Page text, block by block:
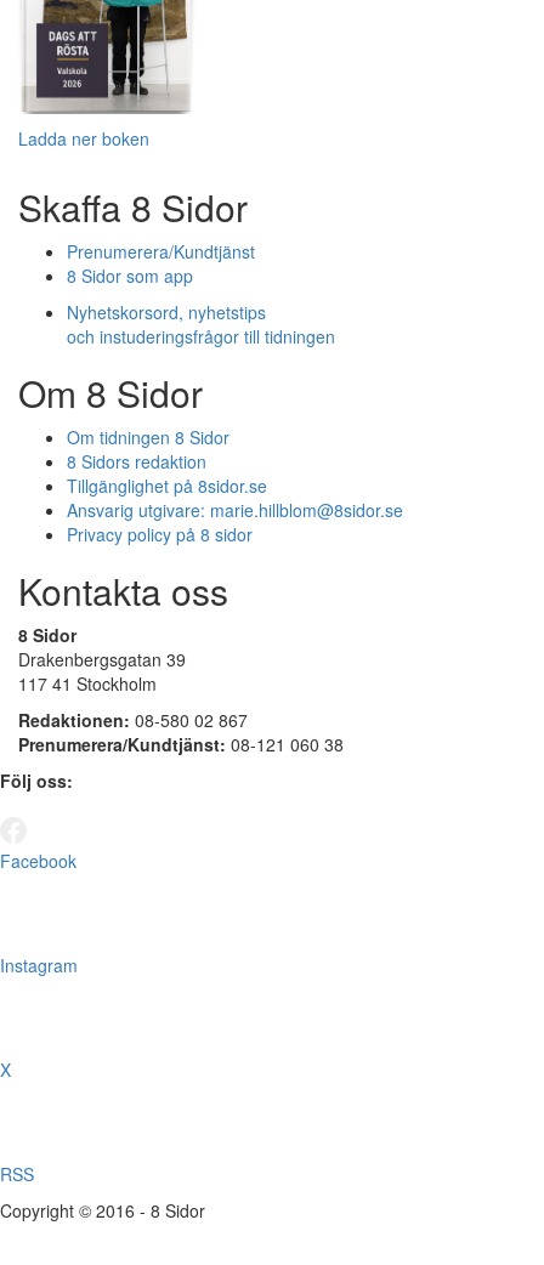
Ladda ner boken
Skaffa 8 Sidor
Prenumerera/Kundtjänst
8 Sidor som app
Nyhetskorsord, nyhetstips
och instuderingsfrågor till tidningen
Om 8 Sidor
Om tidningen 8 Sidor
8 Sidors redaktion
Tillgänglighet på 8sidor.se
Ansvarig utgivare: marie.hillblom@8sidor.se
Privacy policy på 8 sidor
Kontakta oss
8 Sidor
Drakenbergsgatan 39
117 41 Stockholm
Redaktionen: 08-580 02 867
Prenumerera/Kundtjänst: 08-121 060 38
Följ oss:
Facebook
Instagram
X
RSS
Copyright © 2016 - 8 Sidor